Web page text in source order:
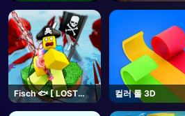
Fisch 🐟 [ LOST
BONES🌿] - Roblox
컬러 롤 3D